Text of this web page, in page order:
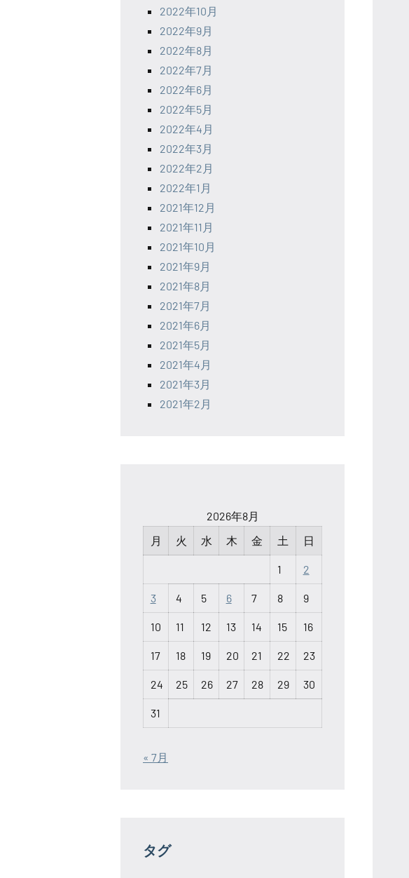
2022年10月
2022年9月
2022年8月
2022年7月
2022年6月
2022年5月
2022年4月
2022年3月
2022年2月
2022年1月
2021年12月
2021年11月
2021年10月
2021年9月
2021年8月
2021年7月
2021年6月
2021年5月
2021年4月
2021年3月
2021年2月
2026年8月
月
火 水 木 金 土 日
1 2
3 4 5 6 7 8 9
10 11 12 13 14 15 16
17 18 19 20 21 22 23
24 25 26 27 28 29 30
31
« 7月
タグ